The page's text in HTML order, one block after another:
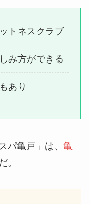
トネスクラブ
み方ができる
あり
パ亀戸」は、 亀
。